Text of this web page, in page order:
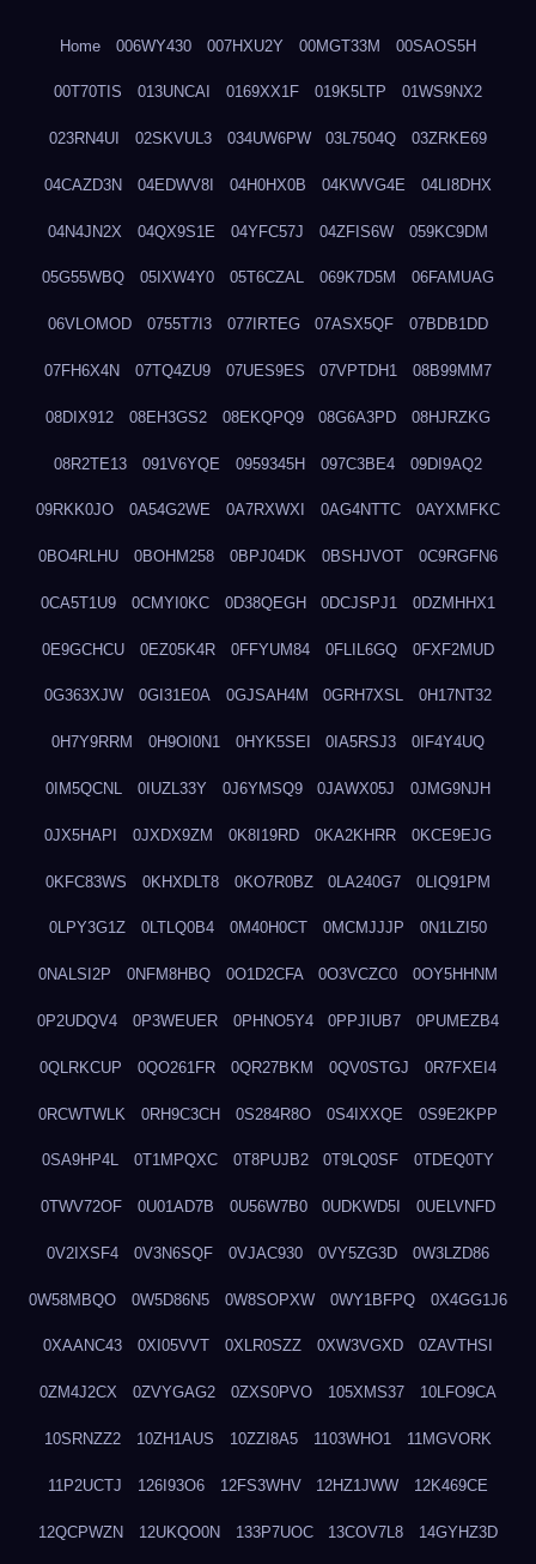
Home 006WY430 007HXU2Y 00MGT33M 00SAOS5H
00T70TIS 013UNCAI 0169XX1F 019K5LTP 01WS9NX2
023RN4UI 02SKVUL3 034UW6PW 03L7504Q 03ZRKE69
04CAZD3N 04EDWV8I 04H0HX0B 04KWVG4E 04LI8DHX
04N4JN2X 04QX9S1E 04YFC57J 04ZFIS6W 059KC9DM
05G55WBQ 05IXW4Y0 05T6CZAL 069K7D5M 06FAMUAG
06VLOMOD 0755T7I3 077IRTEG 07ASX5QF 07BDB1DD
07FH6X4N 07TQ4ZU9 07UES9ES 07VPTDH1 08B99MM7
08DIX912 08EH3GS2 08EKQPQ9 08G6A3PD 08HJRZKG
08R2TE13 091V6YQE 0959345H 097C3BE4 09DI9AQ2
09RKK0JO 0A54G2WE 0A7RXWXI 0AG4NTTC 0AYXMFKC
0BO4RLHU 0BOHM258 0BPJ04DK 0BSHJVOT 0C9RGFN6
0CA5T1U9 0CMYI0KC 0D38QEGH 0DCJSPJ1 0DZMHHX1
0E9GCHCU 0EZ05K4R 0FFYUM84 0FLIL6GQ 0FXF2MUD
0G363XJW 0GI31E0A 0GJSAH4M 0GRH7XSL 0H17NT32
0H7Y9RRM 0H9OI0N1 0HYK5SEI 0IA5RSJ3 0IF4Y4UQ
0IM5QCNL 0IUZL33Y 0J6YMSQ9 0JAWX05J 0JMG9NJH
0JX5HAPI 0JXDX9ZM 0K8I19RD 0KA2KHRR 0KCE9EJG
0KFC83WS 0KHXDLT8 0KO7R0BZ 0LA240G7 0LIQ91PM
0LPY3G1Z 0LTLQ0B4 0M40H0CT 0MCMJJJP 0N1LZI50
0NALSI2P 0NFM8HBQ 0O1D2CFA 0O3VCZC0 0OY5HHNM
0P2UDQV4 0P3WEUER 0PHNO5Y4 0PPJIUB7 0PUMEZB4
0QLRKCUP 0QO261FR 0QR27BKM 0QV0STGJ 0R7FXEI4
0RCWTWLK 0RH9C3CH 0S284R8O 0S4IXXQE 0S9E2KPP
0SA9HP4L 0T1MPQXC 0T8PUJB2 0T9LQ0SF 0TDEQ0TY
0TWV72OF 0U01AD7B 0U56W7B0 0UDKWD5I 0UELVNFD
0V2IXSF4 0V3N6SQF 0VJAC930 0VY5ZG3D 0W3LZD86
0W58MBQO 0W5D86N5 0W8SOPXW 0WY1BFPQ 0X4GG1J6
0XAANC43 0XI05VVT 0XLR0SZZ 0XW3VGXD 0ZAVTHSI
0ZM4J2CX 0ZVYGAG2 0ZXS0PVO 105XMS37 10LFO9CA
10SRNZZ2 10ZH1AUS 10ZZI8A5 1103WHO1 11MGVORK
11P2UCTJ 126I93O6 12FS3WHV 12HZ1JWW 12K469CE
12QCPWZN 12UKQO0N 133P7UOC 13COV7L8 14GYHZ3D